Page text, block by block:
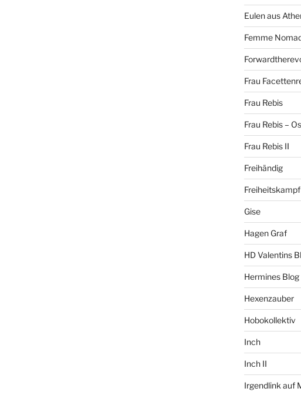
Eulen aus
Femme
Frau
Frau Rebis
Frau Rebis –
Frau Rebis II
Freihändig
Freiheitskampf
Gise
Hagen Graf
HD Valentins
Hermines Blog
Hexenzauber
Hobokollektiv
Inch
Inch II
Irgendlink auf